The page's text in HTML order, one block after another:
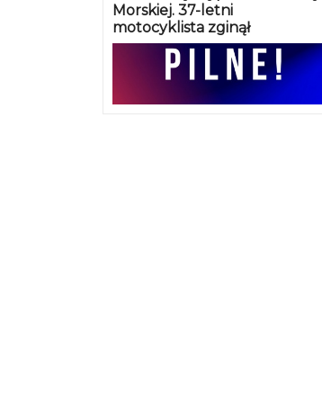
Morskiej. 37-letni
motocyklista zginął